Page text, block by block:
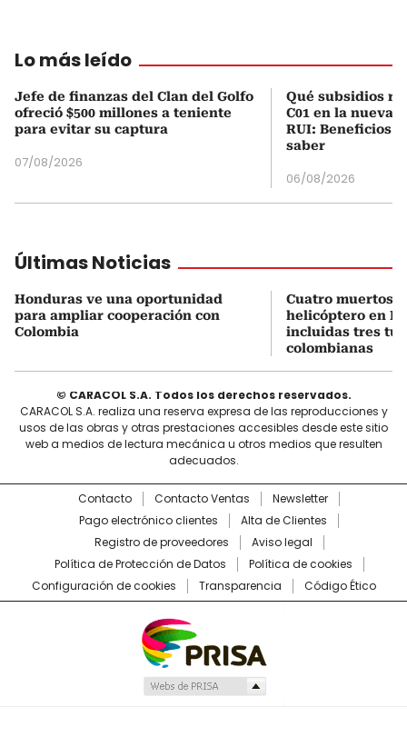
Lo más leído
Jefe de finanzas del Clan del Golfo
ofreció $500 millones a teniente
para evitar su captura
07/08/2026
Qué subsidios
C01 en la nueva
RUI: Beneficios
saber
06/08/2026
Últimas Noticias
Honduras ve una oportunidad
para ampliar cooperación con
Colombia
Cuatro muertos
helicóptero en
incluidas tres
colombianas
© CARACOL S.A. Todos los derechos reservados.
CARACOL S.A. realiza una reserva expresa de las reproducciones y
usos de las obras y otras prestaciones accesibles desde este sitio
web a medios de lectura mecánica u otros medios que resulten
adecuados.
Contacto Contacto Ventas
Newsletter
Pago electrónico clientes
Alta de Clientes
Registro de proveedores
Aviso legal
Política de Protección de Datos
Política de cookies
Configuración de cookies
Transparencia Código Ético